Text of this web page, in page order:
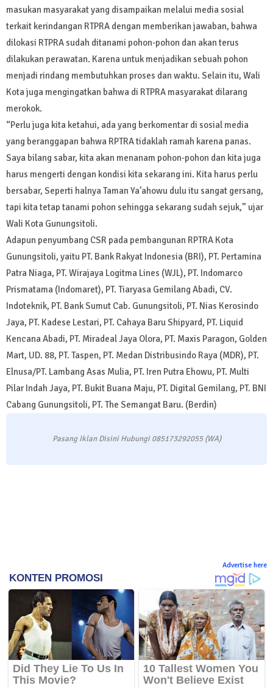
masukan masyarakat yang disampaikan melalui media sosial
terkait kerindangan RTPRA dengan memberikan jawaban, bahwa
dilokasi RTPRA sudah ditanami pohon-pohon dan akan terus
dilakukan perawatan. Karena untuk menjadikan sebuah pohon
menjadi rindang membutuhkan proses dan waktu. Selain itu, Wali
Kota juga mengingatkan bahwa di RTPRA masyarakat dilarang
merokok.
“Perlu juga kita ketahui, ada yang berkomentar di sosial media
yang beranggapan bahwa RPTRA tidaklah ramah karena panas.
Saya bilang sabar, kita akan menanam pohon-pohon dan kita juga
harus mengerti dengan kondisi kita sekarang ini. Kita harus perlu
bersabar, Seperti halnya Taman Ya’ahowu dulu itu sangat gersang,
tapi kita tetap tanami pohon sehingga sekarang sudah sejuk,” ujar
Wali Kota Gunungsitoli.
Adapun penyumbang CSR pada pembangunan RPTRA Kota
Gunungsitoli, yaitu PT. Bank Rakyat Indonesia (BRI), PT. Pertamina
Patra Niaga, PT. Wirajaya Logitma Lines (WJL), PT. Indomarco
Prismatama (Indomaret), PT. Tiaryasa Gemilang Abadi, CV.
Indoteknik, PT. Bank Sumut Cab. Gunungsitoli, PT. Nias Kerosindo
Jaya, PT. Kadese Lestari, PT. Cahaya Baru Shipyard, PT. Liquid
Kencana Abadi, PT. Miradeal Jaya Olora, PT. Maxis Paragon, Golden
Mart, UD. 88, PT. Taspen, PT. Medan Distribusindo Raya (MDR), PT.
Elnusa/PT. Lambang Asas Mulia, PT. Iren Putra Ehowu, PT. Multi
Pilar Indah Jaya, PT. Bukit Buana Maju, PT. Digital Gemilang, PT. BNI
Cabang Gunungsitoli, PT. The Semangat Baru. (Berdin)
Pasang Iklan Disini Hubungi 085173292055 (WA)
Advertise here